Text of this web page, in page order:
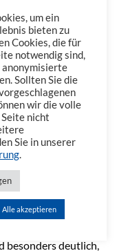
mit
Know-how und
in ganz
die führende
Mit über
30 Ländern
Welche
sich
beantworten.
mehr, sondern
Bedürfnissen und
besonders deutlich,
um ein
bieten zu
Cookies, die für
notwendig sind,
anonymisierte
Sollten Sie die
wir die volle
nicht
Sie in unserer
.
Alle akzeptieren